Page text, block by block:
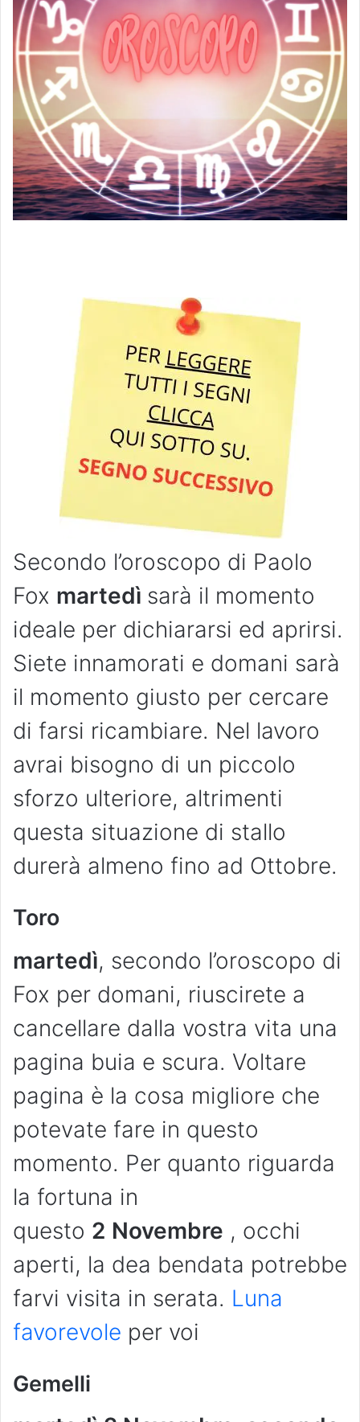
Secondo l’oroscopo di Paolo
Fox martedì sarà il momento
ideale per dichiararsi ed aprirsi.
Siete innamorati e domani sarà
il momento giusto per cercare
di farsi ricambiare. Nel lavoro
avrai bisogno di un piccolo
sforzo ulteriore, altrimenti
questa situazione di stallo
durerà almeno fino ad Ottobre.
Toro
martedì, secondo l’oroscopo di
Fox per domani, riuscirete a
cancellare dalla vostra vita una
pagina buia e scura. Voltare
pagina è la cosa migliore che
potevate fare in questo
momento. Per quanto riguarda
la fortuna in
questo 2 Novembre , occhi
aperti, la dea bendata potrebbe
farvi visita in serata. Luna
favorevole per voi
Gemelli